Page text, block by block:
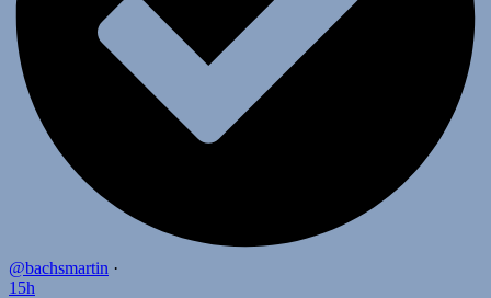
@bachsmartin ·
15h